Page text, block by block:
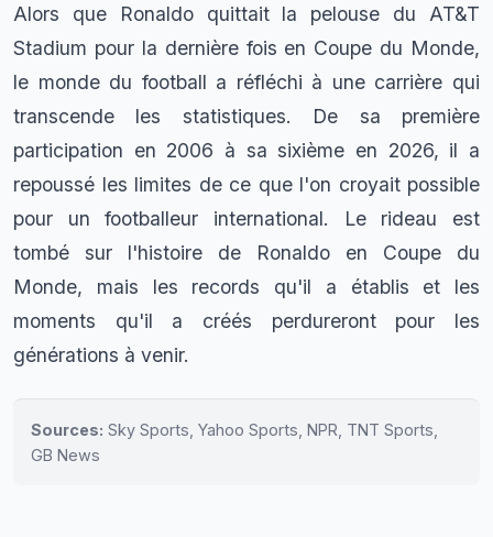
Alors que Ronaldo quittait la pelouse du AT&T
Stadium pour la dernière fois en Coupe du Monde,
le monde du football a réfléchi à une carrière qui
transcende les statistiques. De sa première
participation en 2006 à sa sixième en 2026, il a
repoussé les limites de ce que l'on croyait possible
pour un footballeur international. Le rideau est
tombé sur l'histoire de Ronaldo en Coupe du
Monde, mais les records qu'il a établis et les
moments qu'il a créés perdureront pour les
générations à venir.
Sources: Sky Sports, Yahoo Sports, NPR, TNT Sports,
GB News